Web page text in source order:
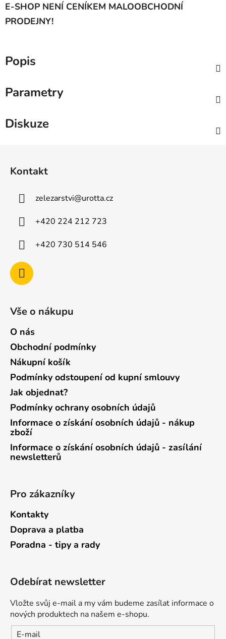
E-SHOP NENÍ CENÍKEM MALOOBCHODNÍ
PRODEJNY!
Popis
Parametry
Diskuze
Kontakt
zelezarstvi@urotta.cz
+420 224 212 723
+420 730 514 546
Vše o nákupu
O nás
Obchodní podmínky
Nákupní košík
Podmínky odstoupení od kupní smlouvy
Jak objednat?
Podmínky ochrany osobních údajů
Informace o získání osobních údajů - nákup
zboží
Informace o získání osobních údajů - zasílání
newsletterů
Pro zákazníky
Kontakty
Doprava a platba
Poradna - tipy a rady
Odebírat newsletter
Vložte svůj e-mail a my vám budeme zasílat informace o
nových produktech na našem e-shopu.
E-mail